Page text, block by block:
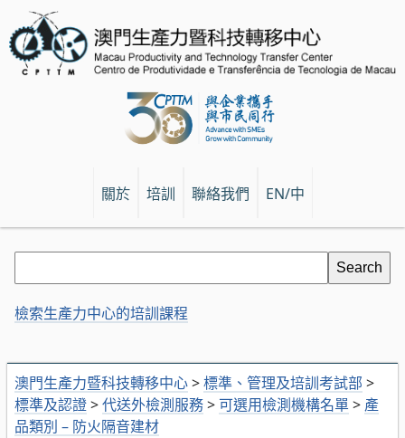
關於 培訓 聯絡我們 EN/中
澳門生產力暨科技轉移中心>標準、管理及培訓考試部 >
標準及認證>代送外檢測服務> 可選用檢測機構名單> 產
品類別 – 防火隔音建材
檢索生產力中心的培訓課程